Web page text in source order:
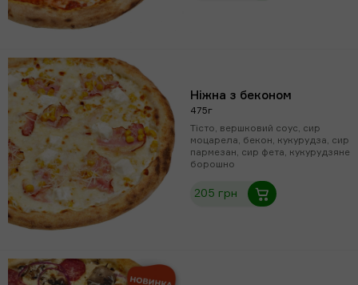
Ніжна з беконом
475г
Тісто, вершковий соус, сир
моцарела, бекон, кукурудза, сир
пармезан, сир фета, кукурудзяне
борошно
205 грн